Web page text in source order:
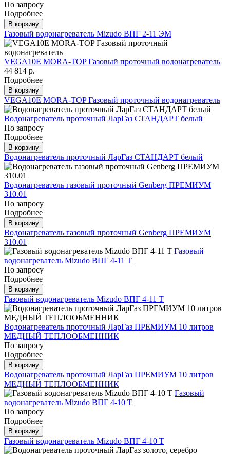
По запросу
Подробнее
В корзину
Газовый водонагреватель Mizudo ВПГ 2-11 ЭМ
VEGA10E MORA-TOP Газовый проточный водонагреватель
44 814 р.
Подробнее
В корзину
VEGA10E MORA-TOP Газовый проточный водонагреватель
Водонагреватель проточный ЛарГаз СТАНДАРТ белый
По запросу
Подробнее
В корзину
Водонагреватель проточный ЛарГаз СТАНДАРТ белый
Водонагреватель газовый проточный Genberg ПРЕМИУМ
310.01
По запросу
Подробнее
В корзину
Водонагреватель газовый проточный Genberg ПРЕМИУМ
310.01
Газовый
водонагреватель Mizudo ВПГ 4-11 Т
По запросу
Подробнее
В корзину
Газовый водонагреватель Mizudo ВПГ 4-11 Т
Водонагреватель проточный ЛарГаз ПРЕМИУМ 10 литров
МЕДНЫЙ ТЕПЛООБМЕННИК
По запросу
Подробнее
В корзину
Водонагреватель проточный ЛарГаз ПРЕМИУМ 10 литров
МЕДНЫЙ ТЕПЛООБМЕННИК
Газовый
водонагреватель Mizudo ВПГ 4-10 Т
По запросу
Подробнее
В корзину
Газовый водонагреватель Mizudo ВПГ 4-10 Т